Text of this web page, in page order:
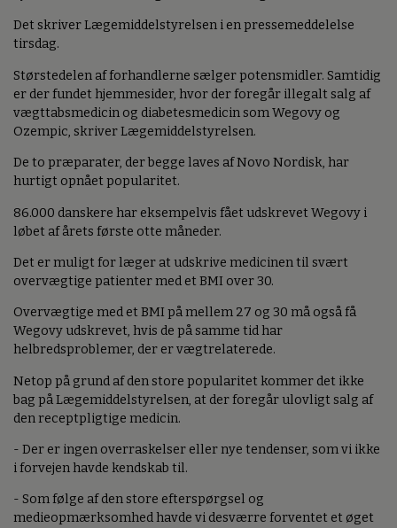
Det skriver Lægemiddelstyrelsen i en pressemeddelelse
tirsdag.
Størstedelen af forhandlerne sælger potensmidler. Samtidig
er der fundet hjemmesider, hvor der foregår illegalt salg af
vægttabsmedicin og diabetesmedicin som Wegovy og
Ozempic, skriver Lægemiddelstyrelsen.
De to præparater, der begge laves af Novo Nordisk, har
hurtigt opnået popularitet.
86.000 danskere har eksempelvis fået udskrevet Wegovy i
løbet af årets første otte måneder.
Det er muligt for læger at udskrive medicinen til svært
overvægtige patienter med et BMI over 30.
Overvægtige med et BMI på mellem 27 og 30 må også få
Wegovy udskrevet, hvis de på samme tid har
helbredsproblemer, der er vægtrelaterede.
Netop på grund af den store popularitet kommer det ikke
bag på Lægemiddelstyrelsen, at der foregår ulovligt salg af
den receptpligtige medicin.
- Der er ingen overraskelser eller nye tendenser, som vi ikke
i forvejen havde kendskab til.
- Som følge af den store efterspørgsel og
medieopmærksomhed havde vi desværre forventet et øget